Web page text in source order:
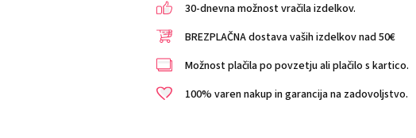
30-dnevna možnost vračila izdelkov.
BREZPLAČNA dostava vaših izdelkov nad 50€
Možnost plačila po povzetju ali plačilo s kartico.
100% varen nakup in garancija na zadovoljstvo.